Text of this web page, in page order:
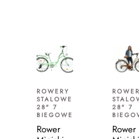
ROWERY
STALOWE
28" 7
BIEGOWE
Rower
28" 7
Rower